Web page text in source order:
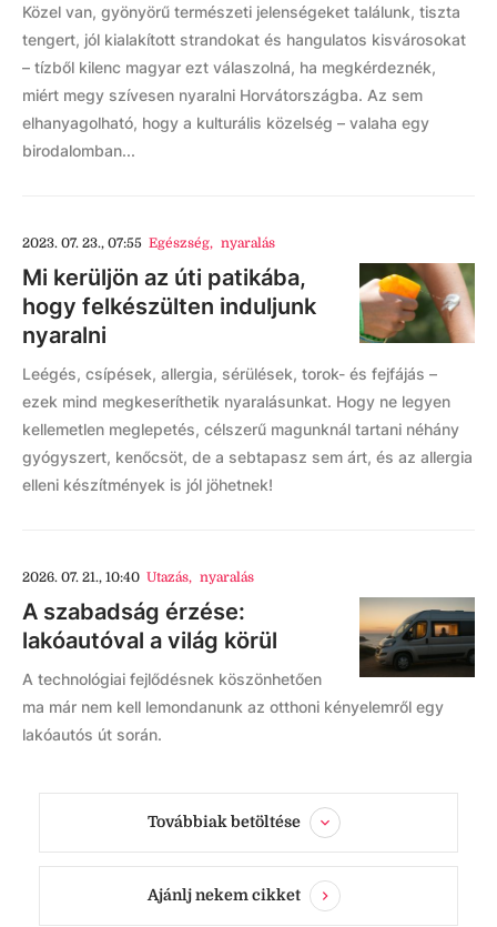
Közel van, gyönyörű természeti jelenségeket találunk, tiszta
tengert, jól kialakított strandokat és hangulatos kisvárosokat
– tízből kilenc magyar ezt válaszolná, ha megkérdeznék,
miért megy szívesen nyaralni Horvátországba. Az sem
elhanyagolható, hogy a kulturális közelség – valaha egy
birodalomban...
2023. 07. 23., 07:55 Egészség, nyaralás
Mi kerüljön az úti patikába,
hogy felkészülten induljunk
nyaralni
Leégés, csípések, allergia, sérülések, torok- és fejfájás –
ezek mind megkeseríthetik nyaralásunkat. Hogy ne legyen
kellemetlen meglepetés, célszerű magunknál tartani néhány
gyógyszert, kenőcsöt, de a sebtapasz sem árt, és az allergia
elleni készítmények is jól jöhetnek!
2026. 07. 21., 10:40 Utazás, nyaralás
A szabadság érzése:
lakóautóval a világ körül
A technológiai fejlődésnek köszönhetően
ma már nem kell lemondanunk az otthoni kényelemről egy
lakóautós út során.
Továbbiak betöltése
Ajánlj nekem cikket